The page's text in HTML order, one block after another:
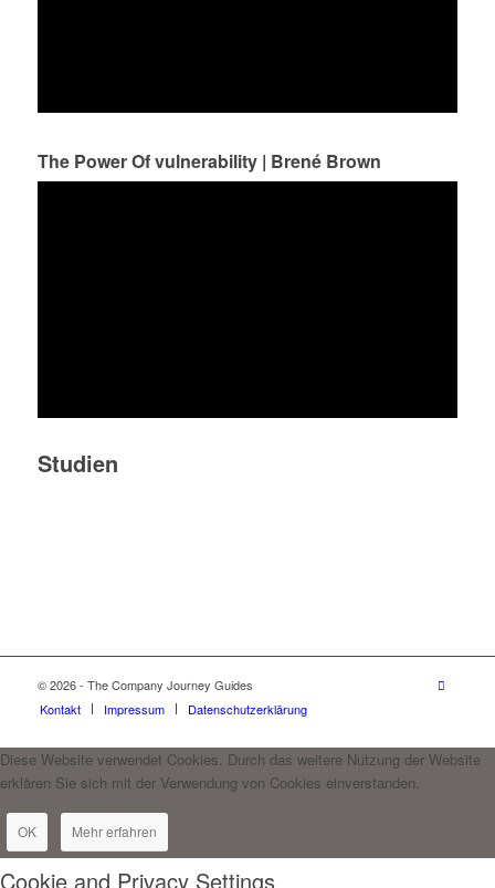
The Power Of vulnerability | Brené Brown
Studien
© 2026 - The Company Journey Guides
Kontakt
Impressum Datenschutzerklärung
Diese Website verwendet Cookies. Durch das weitere Nutzung der Website
erklären Sie sich mit der Verwendung von Cookies einverstanden.
OK Mehr erfahren
Cookie and Privacy Settings